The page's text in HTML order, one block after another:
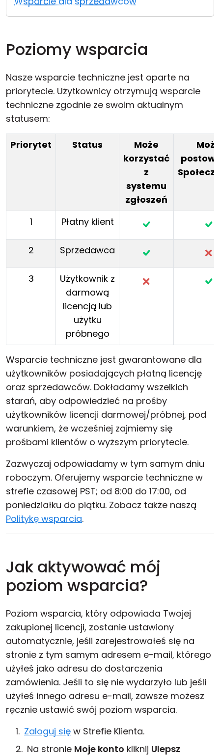
Poziomy wsparcia
Nasze wsparcie techniczne jest oparte na
priorytecie. Użytkownicy otrzymują wsparcie
techniczne zgodnie ze swoim aktualnym
statusem:
Priorytet Status
Może
korzystać
z
systemu
zgłoszeń
1 Płatny klient
2 Sprzedawca
3
Użytkownik z
darmową
licencją lub
użytku
próbnego
Wsparcie techniczne jest gwarantowane dla
użytkowników posiadających płatną licencję
oraz sprzedawców. Dokładamy wszelkich
starań, aby odpowiedzieć na prośby
użytkowników licencji darmowej/próbnej, pod
warunkiem, że wcześniej zajmiemy się
prośbami klientów o wyższym priorytecie.
Zazwyczaj odpowiadamy w tym samym dniu
roboczym. Oferujemy wsparcie techniczne w
strefie czasowej PST; od 8:00 do 17:00, od
poniedziałku do piątku. Zobacz także naszą
Politykę wsparcia.
Jak aktywować mój
poziom wsparcia?
Poziom wsparcia, który odpowiada Twojej
zakupionej licencji, zostanie ustawiony
automatycznie, jeśli zarejestrowałeś się na
stronie z tym samym adresem e-mail, którego
użyłeś jako adresu do dostarczenia
zamówienia. Jeśli to się nie wydarzyło lub jeśli
użyłeś innego adresu e-mail, zawsze możesz
ręcznie ustawić swój poziom wsparcia.
Zaloguj się w Strefie Klienta.
Na stronie Moje konto kliknij Ulepsz
Chmura i lokalnie